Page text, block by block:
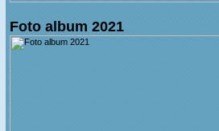
Foto album 2021